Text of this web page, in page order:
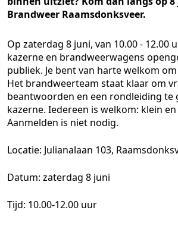
Brandweer Raamsdonksveer.
Op zaterdag 8 juni, van 10.00 - 12.00
kazerne en brandweerwagens
publiek. Je bent van harte welkom
Het brandweerteam staat klaar om
beantwoorden en een rondleiding te
kazerne. Iedereen is welkom: klein
Aanmelden is niet nodig.
Locatie: Julianalaan 103,
Datum: zaterdag 8 juni
Tijd: 10.00-12.00 uur